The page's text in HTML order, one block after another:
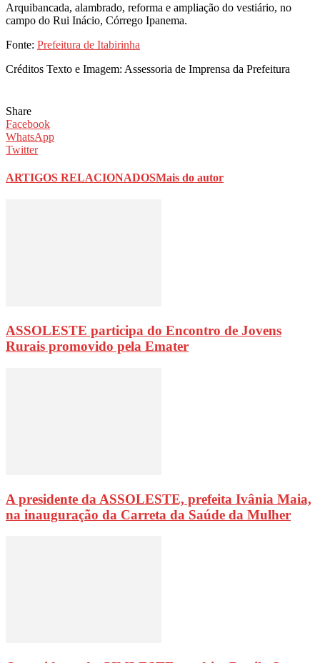
Arquibancada, alambrado, reforma e ampliação do vestiário, no
campo do Rui Inácio, Córrego Ipanema.
Fonte: Prefeitura de Itabirinha
Créditos Texto e Imagem: Assessoria de Imprensa da Prefeitura
Share
Facebook
WhatsApp
Twitter
ARTIGOS RELACIONADOSMais do autor
ASSOLESTE participa do Encontro de Jovens
Rurais promovido pela Emater
A presidente da ASSOLESTE, prefeita Ivânia Maia,
na inauguração da Carreta da Saúde da Mulher